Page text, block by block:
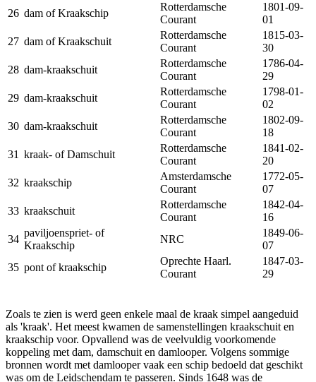
26 dam of Kraakschip
Rotterdamsche
Courant
1801‐09‐
01
27 dam of Kraakschuit
Rotterdamsche
Courant
1815‐03‐
30
28 dam-kraakschuit
Rotterdamsche
Courant
1786‐04‐
29
29 dam-kraakschuit
Rotterdamsche
Courant
1798‐01‐
02
30 dam-kraakschuit
Rotterdamsche
Courant
1802‐09‐
18
31 kraak- of Damschuit
Rotterdamsche
Courant
1841‐02‐
20
32 kraakschip
Amsterdamsche
Courant
1772‐05‐
07
33 kraakschuit
Rotterdamsche
Courant
1842‐04‐
16
34
paviljoenspriet- of
Kraakschip
NRC
1849‐06‐
07
35 pont of kraakschip
Oprechte Haarl.
Courant
1847‐03‐
29
Zoals te zien is werd geen enkele maal de kraak simpel aangeduid
als 'kraak'. Het meest kwamen de samenstellingen kraakschuit en
kraakschip voor. Opvallend was de veelvuldig voorkomende
koppeling met dam, damschuit en damlooper. Volgens sommige
bronnen wordt met damlooper vaak een schip bedoeld dat geschikt
was om de Leidschendam te passeren. Sinds 1648 was de